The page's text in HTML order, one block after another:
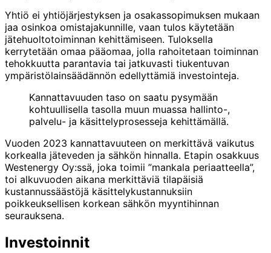
Yhtiö ei yhtiöjärjestyksen ja osakassopimuksen mukaan
jaa osinkoa omistajakunnille, vaan tulos käytetään
jätehuoltotoiminnan kehittämiseen. Tuloksella
kerrytetään omaa pääomaa, jolla rahoitetaan toiminnan
tehokkuutta parantavia tai jatkuvasti tiukentuvan
ympäristölainsäädännön edellyttämiä investointeja.
Kannattavuuden taso on saatu pysymään
kohtuullisella tasolla muun muassa hallinto-,
palvelu- ja käsittelyprosesseja kehittämällä.
Vuoden 2023 kannattavuuteen on merkittävä vaikutus
korkealla jäteveden ja sähkön hinnalla. Etapin osakkuus
Westenergy Oy:ssä, joka toimii ”mankala periaatteella”,
toi alkuvuoden aikana merkittäviä tilapäisiä
kustannussäästöjä käsittelykustannuksiin
poikkeuksellisen korkean sähkön myyntihinnan
seurauksena.
Investoinnit